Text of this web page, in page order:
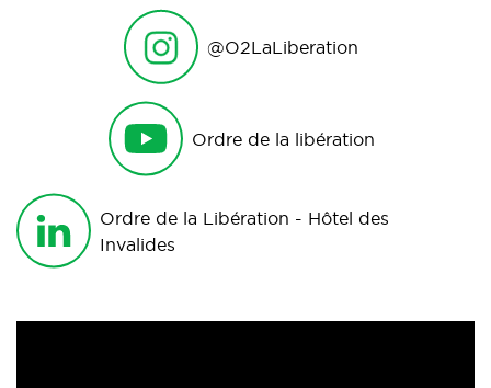
@O2LaLiberation
Ordre de la libération
Ordre de la Libération - Hôtel des
Invalides